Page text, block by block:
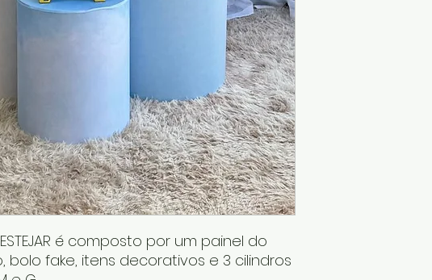
é composto por um painel do
bolo fake, itens decorativos e 3 cilindros